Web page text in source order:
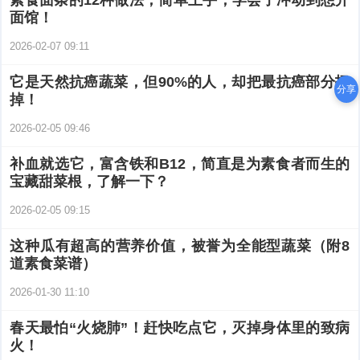
面馆！
2026-02-07 09:11
它是天然抗癌蔬菜，但90%的人，却把最抗癌部分扔
掉！
2026-02-05 09:46
补血就选它，富含铁和B12，简直是为素食者而生的
宝藏甜菜根，了解一下？
2026-02-05 09:15
这种瓜有超高的营养价值，被誉为全能型蔬菜（附8
道素食菜谱）
2026-01-30 11:10
春天最怕“火烧肺”！赶快吃点它，灭掉身体里的致病
火！
分享